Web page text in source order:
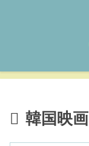
韓国映画